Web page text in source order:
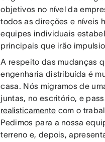
objetivos no nível da
todos as direções e níveis
equipes individuais
principais que irão
A respeito das mudanças
engenharia distribuída é
casa. Nós migramos de
juntas, no escritório, e
realisticamente com o
Pedimos para a nossa
terreno e, depois,